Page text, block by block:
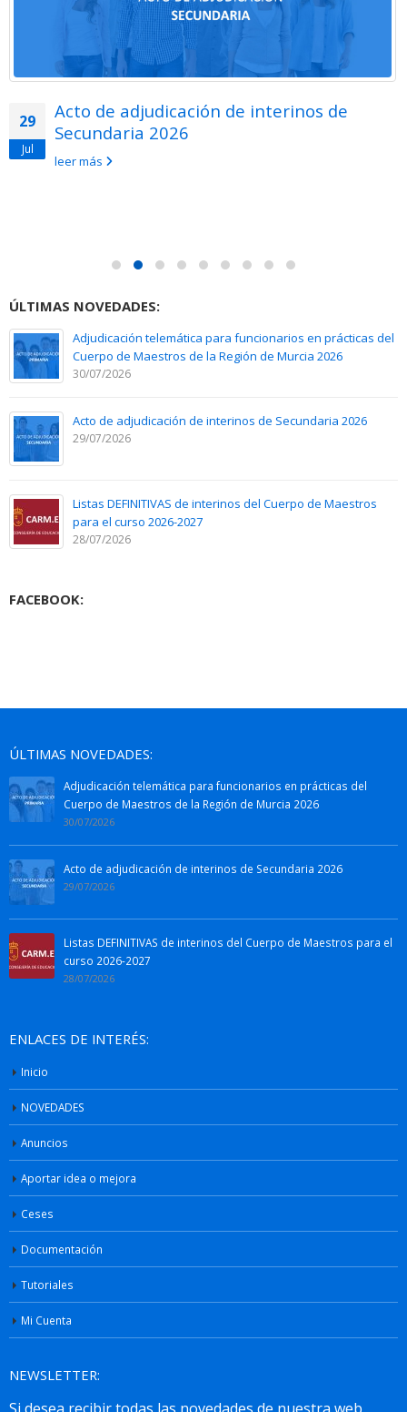
29
Jul
Acto de adjudicación de interinos de
Secundaria 2026
leer más
ÚLTIMAS NOVEDADES:
Adjudicación telemática para funcionarios en prácticas del
Cuerpo de Maestros de la Región de Murcia 2026
30/07/2026
Acto de adjudicación de interinos de Secundaria 2026
29/07/2026
Listas DEFINITIVAS de interinos del Cuerpo de Maestros
para el curso 2026-2027
28/07/2026
FACEBOOK:
ÚLTIMAS NOVEDADES:
Adjudicación telemática para funcionarios en prácticas del
Cuerpo de Maestros de la Región de Murcia 2026
30/07/2026
Acto de adjudicación de interinos de Secundaria 2026
29/07/2026
Listas DEFINITIVAS de interinos del Cuerpo de Maestros para el
curso 2026-2027
28/07/2026
ENLACES DE INTERÉS:
Inicio
NOVEDADES
Anuncios
Aportar idea o mejora
Ceses
Documentación
Tutoriales
Mi Cuenta
NEWSLETTER: